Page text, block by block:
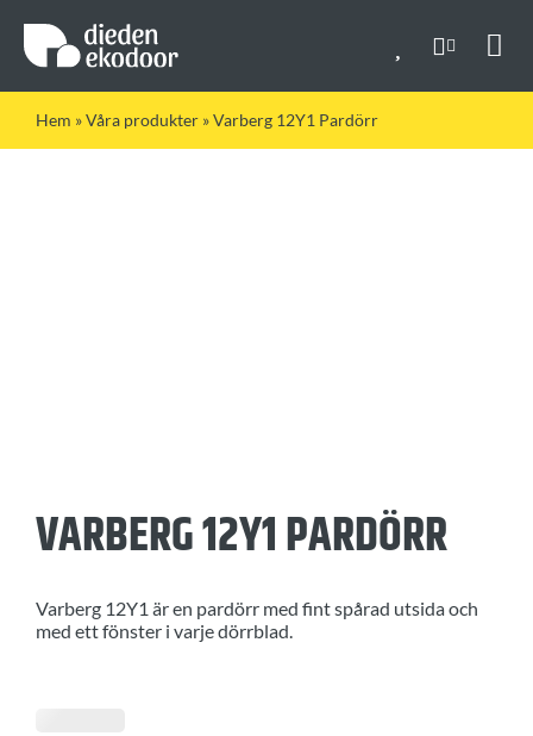
innehållet
Hem »Våra produkter »Varberg 12Y1 Pardörr
VARBERG 12Y1 PARDÖRR
Varberg 12Y1 är en pardörr med fint spårad utsida och
med ett fönster i varje dörrblad.